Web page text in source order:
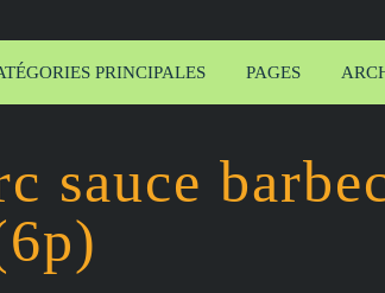
PRINCIPALES PAGES
sauce